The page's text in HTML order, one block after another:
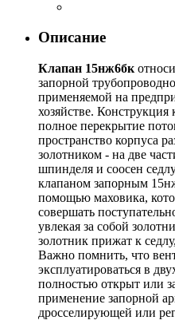
Описание
Клапан 15нж6бк
запорной
применяемой на
хозяйстве.
полное перекрытие
пространство корпуса
золотником - на две
шпинделя и соосен
клапаном запорным
помощью маховика,
совершать
увлекая за собой
золотник прижат к
Важно помнить, что
эксплуатироваться в
полностью открыт или
применение запорной
дросселирующей или